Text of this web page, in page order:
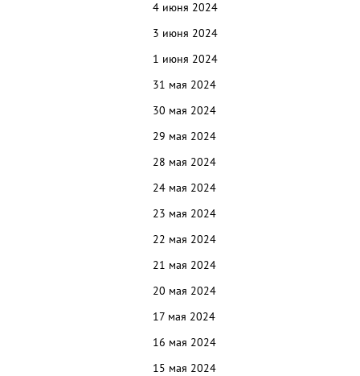
4 июня 2024
3 июня 2024
1 июня 2024
31 мая 2024
30 мая 2024
29 мая 2024
28 мая 2024
24 мая 2024
23 мая 2024
22 мая 2024
21 мая 2024
20 мая 2024
17 мая 2024
16 мая 2024
15 мая 2024